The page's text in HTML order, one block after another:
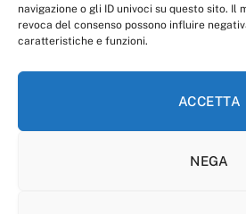
navigazione o gli ID univoci su questo sito. Il
revoca del consenso possono influire
caratteristiche e funzioni.
ACCETTA
NEGA
COOKIE POLICY